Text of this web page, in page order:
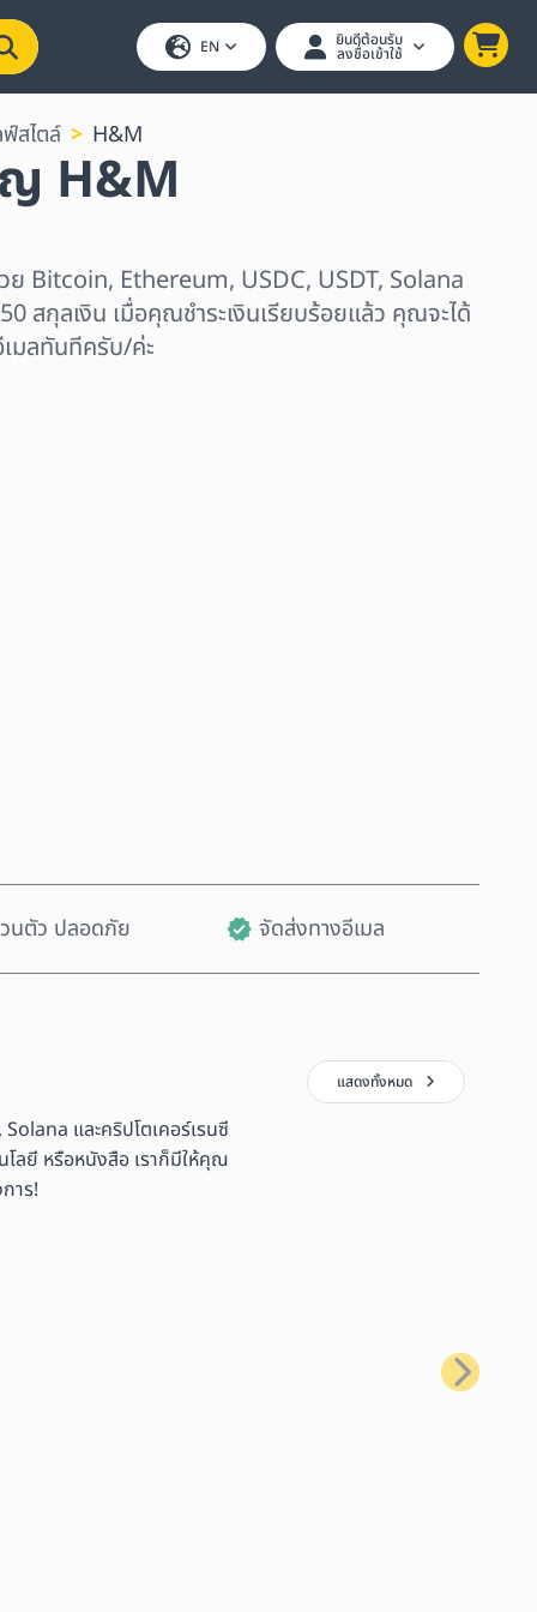
EN ยินดีต้อนรับ
ลงชื่อเข้าใช้
สไตล์ H&M
H&M
Bitcoin, Ethereum, USDC, USDT, Solana
สกุลเงิน เมื่อคุณชำระเงินเรียบร้อยแล้ว คุณจะได้
มลทันทีครับ/ค่ะ
วนตัว ปลอดภัย จัดส่งทางอีเมล
และคริปโตเคอร์เรนซี
โลยี หรือหนังสือ เราก็มีให้คุณ
าร!
แสดงทั้งหมด
ถัดไป